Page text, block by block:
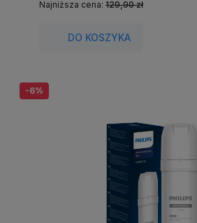
Najniższa cena: 129,90 zł
DO KOSZYKA
-6%